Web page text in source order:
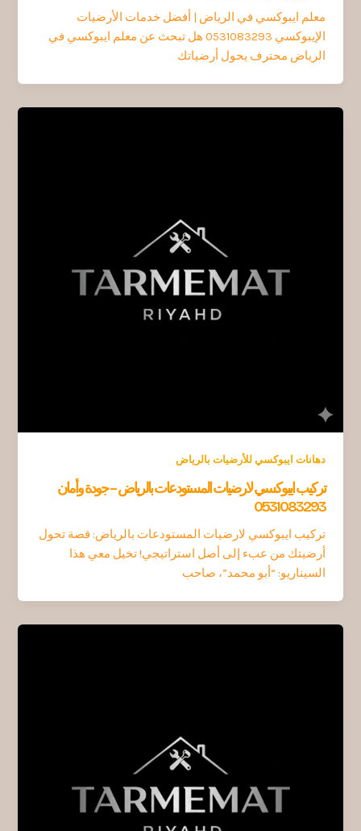
معلم ايبوكسي في الرياض | أفضل خدمات الأرضيات
الإيبوكسي 0531083293 هل تبحث عن معلم ايبوكسي في
الرياض محترف يحول أرضياتك
دهانات ايبوكسي للأرضيات بالرياض
تركيب ايبوكسي لارضيات المستودعات بالرياض – جودة وأمان
0531083293
تركيب ايبوكسي لارضيات المستودعات بالرياض: قصة تحول
أرضيتك من عبء إلى أصل استراتيجي! تخيل معي هذا
السيناريو: “أبو محمد”، صاحب